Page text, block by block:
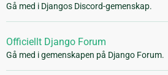
Gå med i Djangos Discord-gemenskap.
Officiellt Django Forum
Gå med i gemenskapen på Django Forum.